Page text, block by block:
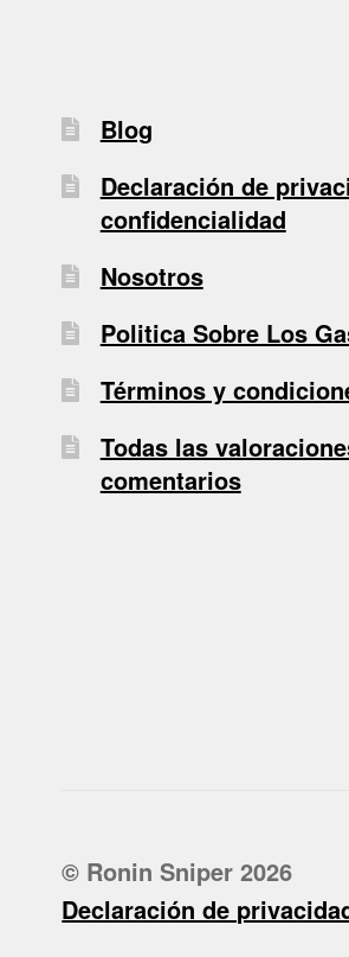
Blog
Declaración de
confidencialidad
Nosotros
Politica Sobre Los
Términos y
Todas las
comentarios
© Ronin Sniper 2026
Declaración de